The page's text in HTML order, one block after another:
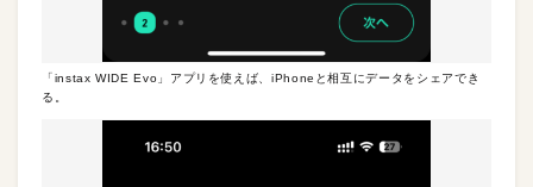
「instax WIDE Evo」アプリを使えば、iPhoneと相互にデータをシェアでき
る。